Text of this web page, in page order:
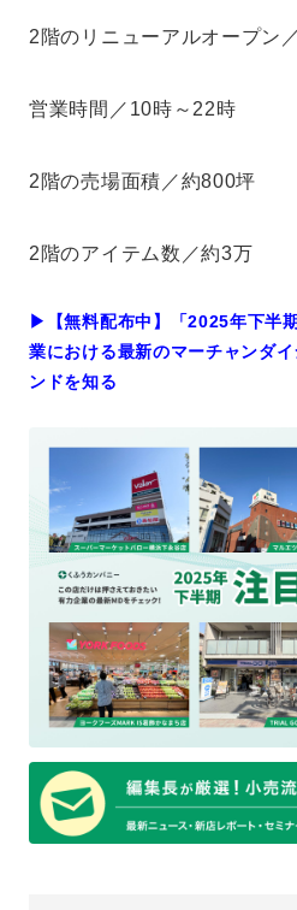
2階のリニューアルオープン
営業時間／10時～22時
2階の売場面積／約800坪
2階のアイテム数／約3万
▶︎【無料配布中】「2025年下半
業における最新のマーチャンダ
ンドを知る